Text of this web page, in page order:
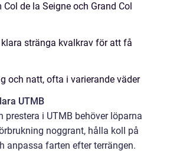
de la Seigne och Grand Col
stränga kvalkrav för att få
och natt, ofta i varierande väder
UTMB
prestera i UTMB behöver löparna
noggrant, hålla koll på
anpassa farten efter terrängen.